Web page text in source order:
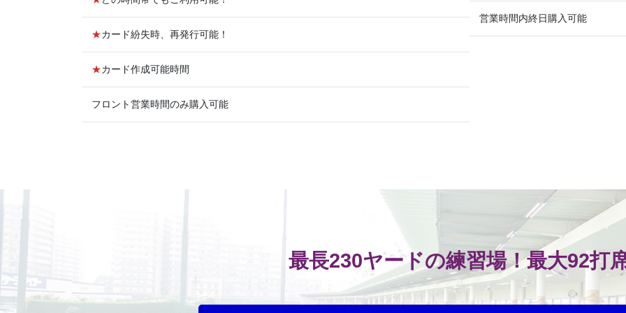
★カード紛失時、再発行可能！
★カード作成可能時間
フロント営業時間のみ購入可能
営業時間内終日購入可能
最長230ヤードの練習場！最大92打